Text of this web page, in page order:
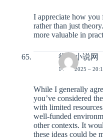
I appreciate how you
rather than just
more valuable in
得奇小说网
14-12-2025 –
While I generally
you’ve considered
with limited
well-funded
other contexts. It
these ideas could be